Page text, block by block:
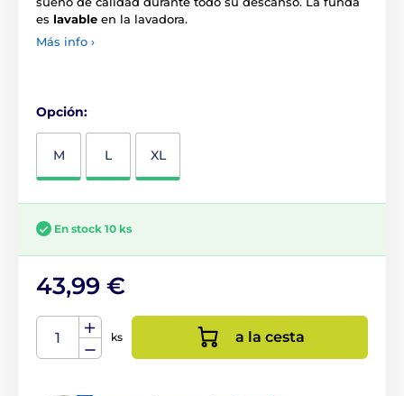
es lavable en la lavadora.
Más info ›
Opción:
M L XL
En stock 10 ks
43,99 €
ks a la cesta